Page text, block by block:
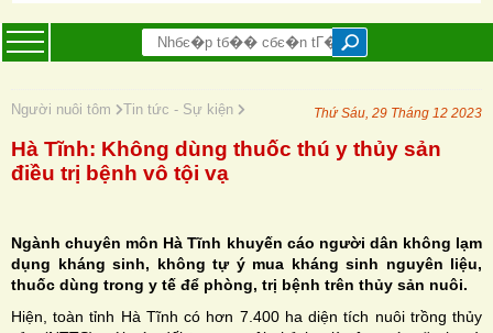
Người nuôi tôm Tin tức - Sự kiện Thứ Sáu, 29 Tháng 12 2023
Hà Tĩnh: Không dùng thuốc thú y thủy sản
điều trị bệnh vô tội vạ
Ngành chuyên môn Hà Tĩnh khuyến cáo người dân không lạm
dụng kháng sinh, không tự ý mua kháng sinh nguyên liệu,
thuốc dùng trong y tế để phòng, trị bệnh trên thủy sản nuôi.
Hiện, toàn tỉnh Hà Tĩnh có hơn 7.400 ha diện tích nuôi trồng thủy